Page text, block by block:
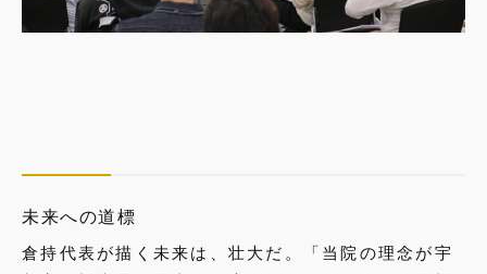
未来への道標
倉持代表が描く未来は、壮大だ。「当院の理念が宇